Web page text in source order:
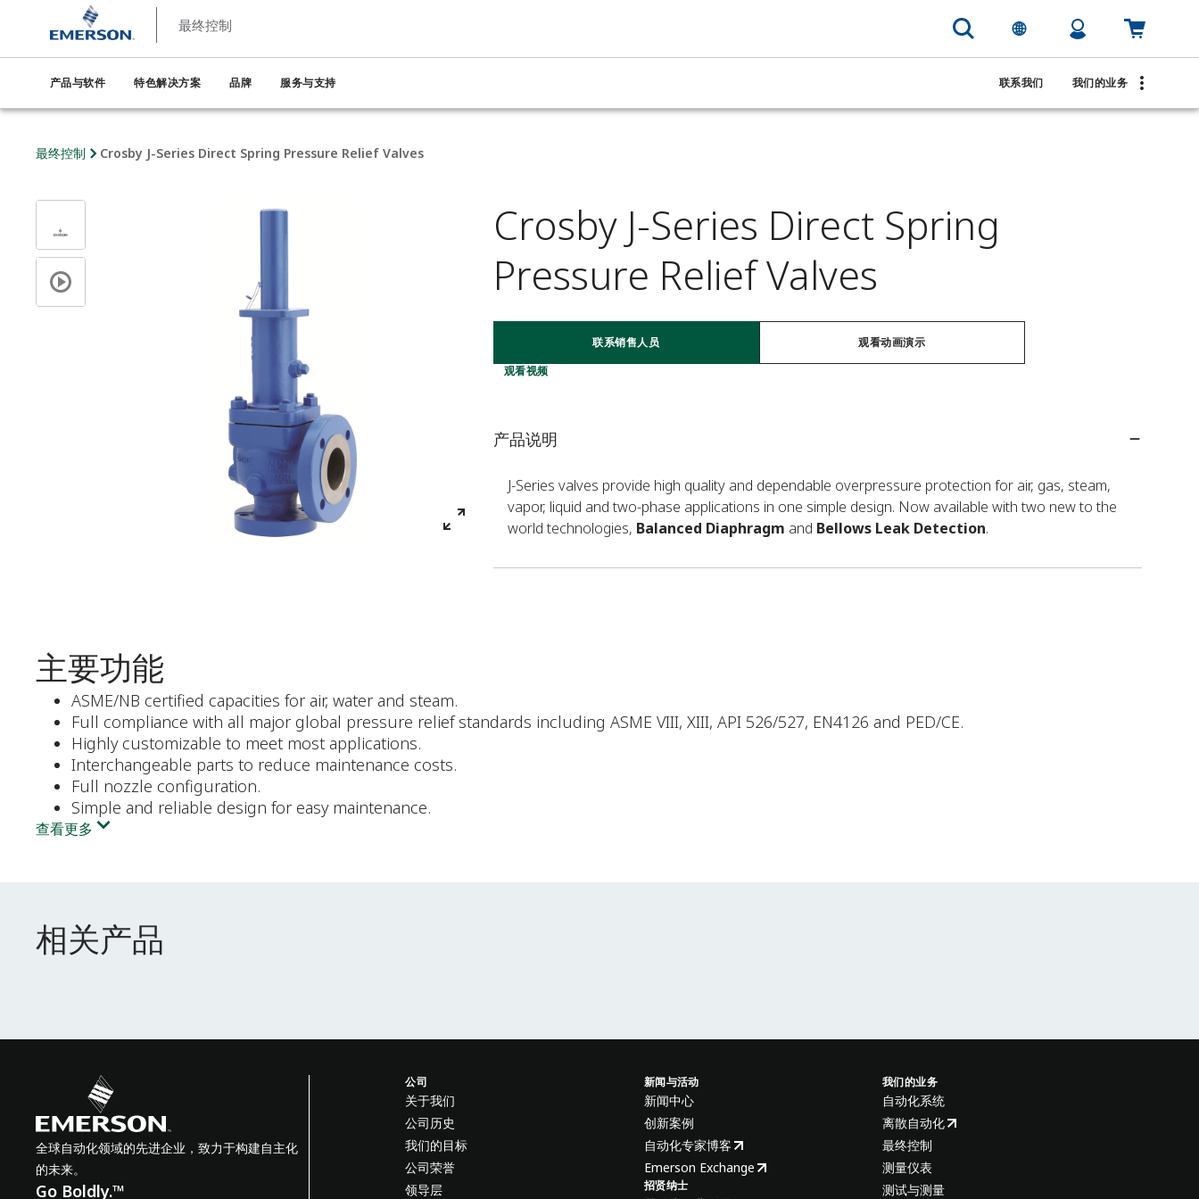
最终控制
产品与软件 特色解决方案 品牌 服务与支持 联系我们 我们的业务
最终控制 Crosby J-Series Direct Spring Pressure Relief Valves
Crosby J-Series Direct Spring
Pressure Relief Valves
联系销售人员
观看动画演示
观看视频
产品说明
J-Series valves provide high quality and dependable overpressure protection for air, gas, steam,
vapor, liquid and two-phase applications in one simple design. Now available with two new to the
world technologies, Balanced Diaphragm and Bellows Leak Detection.
主要功能
ASME/NB certified capacities for air, water and steam.
Full compliance with all major global pressure relief standards including ASME VIII, XIII, API 526/527, EN4126 and PED/CE.
Highly customizable to meet most applications.
Interchangeable parts to reduce maintenance costs.
Full nozzle configuration.
Simple and reliable design for easy maintenance.
查看更多
相关产品
相关产品
全球自动化领域的先进企业，致力于构建自主化
的未来。
Go Boldly.™
公司
关于我们
公司历史
我们的目标
公司荣誉
领导层
新闻与活动
新闻中心
创新案例
自动化专家博客
Emerson Exchange
招贤纳士
我们的业务
自动化系统
离散自动化
最终控制
测量仪表
测试与测量